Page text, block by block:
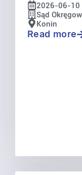
2026-06-10
Sąd
Konin
Read more